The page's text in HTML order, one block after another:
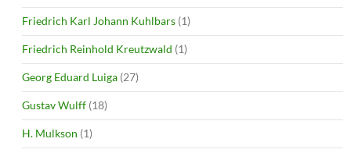
Friedrich Karl Johann Kuhlbars (1)
Friedrich Reinhold Kreutzwald (1)
Georg Eduard Luiga (27)
Gustav Wulff (18)
H. Mulkson (1)